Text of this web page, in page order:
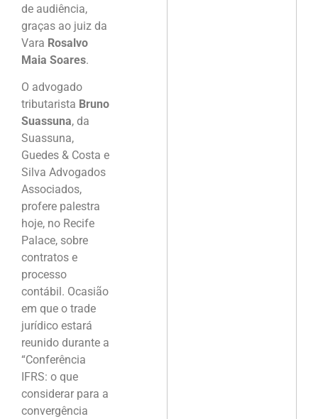
de audiência,
graças ao juiz da
Vara Rosalvo
Maia Soares.
O advogado
tributarista Bruno
Suassuna, da
Suassuna,
Guedes & Costa e
Silva Advogados
Associados,
profere palestra
hoje, no Recife
Palace, sobre
contratos e
processo
contábil. Ocasião
em que o trade
jurídico estará
reunido durante a
“Conferência
IFRS: o que
considerar para a
convergência